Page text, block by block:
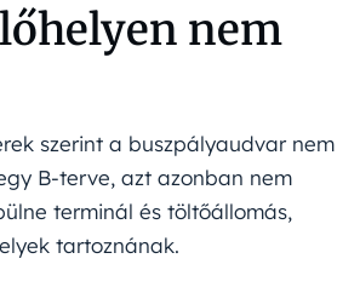
nem
szerint a buszpályaudvar nem
B-terve, azt azonban nem
terminál és töltőállomás,
tartoznának.